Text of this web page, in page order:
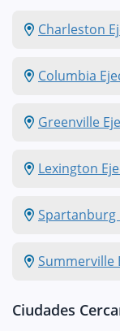
Charleston
Columbia
Greenville
Lexington
Spartanburg
Summerville
Ciudades